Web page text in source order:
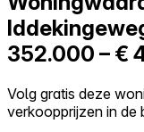
Alles-in-één
Reviews
Prijzen
Log in
Probeer Walter gratis
352.000 – €
Volg gratis deze
verkoopprijzen in de